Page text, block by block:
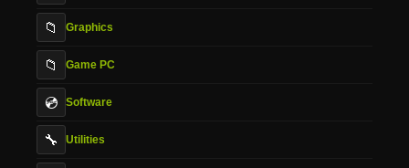
📁 Graphics
📁 Game PC
💿 Software
🔧 Utilities